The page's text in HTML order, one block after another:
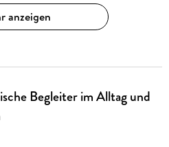
anzeigen
Begleiter im Alltag und